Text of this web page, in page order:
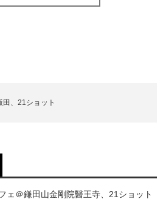
、21ショット
ェ＠鎌田山金剛院醫王寺、21ショット